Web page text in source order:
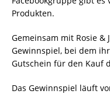
Produkten.
Gemeinsam mit Rosie
Gewinnspiel, bei dem
Gutschein für den Kauf
Das Gewinnspiel läuft